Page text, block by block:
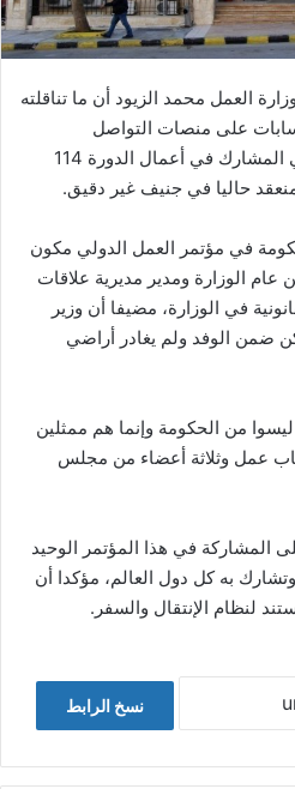
العمل محمد الزيود أن ما تناقلته
على منصات التواصل
الاجتماعي حول الوفد الحكومي المشارك في أعمال الدورة 114
في مؤتمر العمل الدولي مكون
الوزارة ومدير مديرية علاقات
في الوزارة، مضيفا أن وزير
ضمن الوفد ولم يغادر أراضي
من الحكومة وإنما هم ممثلين
عمل وثلاثة أعضاء من مجلس
المشاركة في هذا المؤتمر الوحيد
به كل دول العالم، مؤكدا أن
لنظام الإنتقال والسفر.
نسخ الرابط